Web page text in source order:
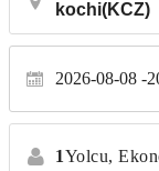
2026-08-08
1Yolcu,